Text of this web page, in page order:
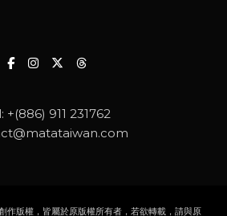
+(886) 911 231762
作版權，皆屬於原版權所有者，若欲轉載，請與原